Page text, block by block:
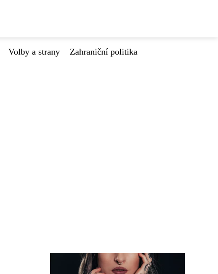
Volby a strany Zahraniční politika